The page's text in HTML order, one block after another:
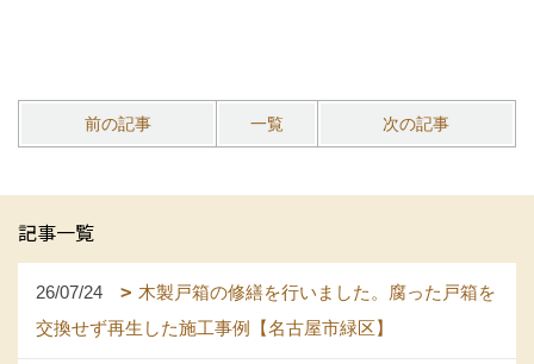
前の記事 一覧 次の記事
記事一覧
26/07/24
木製戸箱の修繕を行いました。腐った戸箱を
交換せず再生した施工事例【名古屋市緑区】